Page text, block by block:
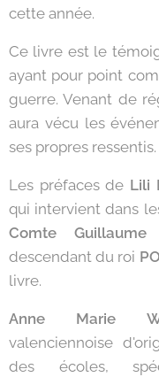
cette année.
Ce livre est le
ayant pour point
guerre. Venant de
aura vécu les
ses propres ressentis.
Les préfaces de Lili
qui intervient dans
Comte Guillaume
descendant du roi
livre.
Anne Marie
valenciennoise
des écoles,